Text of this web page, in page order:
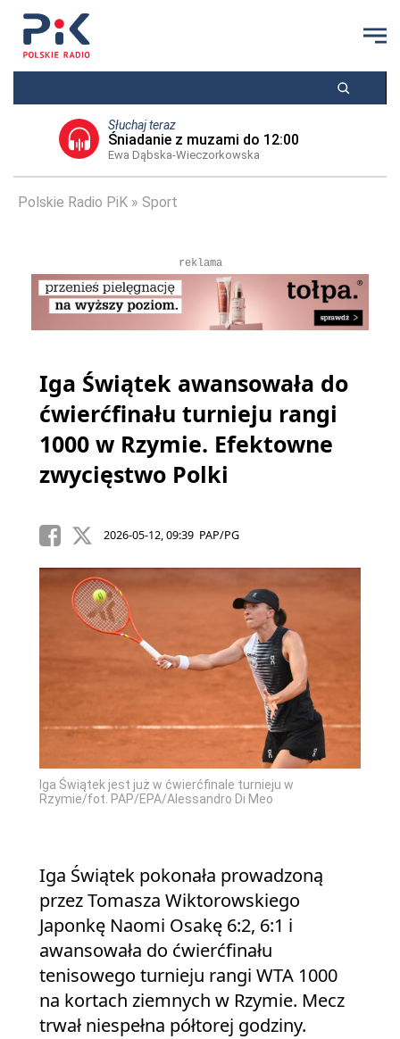
Słuchaj teraz
Śniadanie z muzami do 12:00
Ewa Dąbska-Wieczorkowska
Polskie Radio PiK Sport
reklama
Iga Świątek awansowała do
ćwierćfinału turnieju rangi
1000 w Rzymie. Efektowne
zwycięstwo Polki
2026-05-12, 09:39 PAP/PG
Iga Świątek jest już w ćwierćfinale turnieju w
Rzymie/fot. PAP/EPA/Alessandro Di Meo
Iga Świątek pokonała prowadzoną
przez Tomasza Wiktorowskiego
Japonkę Naomi Osakę 6:2, 6:1 i
awansowała do ćwierćfinału
tenisowego turnieju rangi WTA 1000
na kortach ziemnych w Rzymie. Mecz
trwał niespełna półtorej godziny.